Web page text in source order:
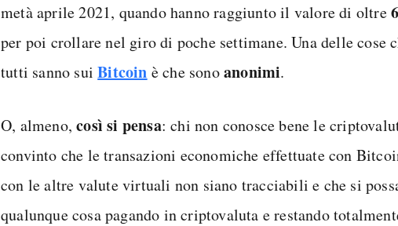
metà aprile 2021, quando hanno raggiunto il valore di oltre
per poi crollare nel giro di poche settimane. Una delle cose
tutti sanno suiBitcoin è che sonoanonimi.
O, almeno,così si pensa: chi non conosce bene le
convinto che le transazioni economiche effettuate con
con le altre valute virtuali non siano tracciabili e che si
qualunque cosa pagando in criptovaluta e restando